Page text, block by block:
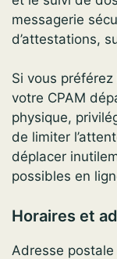
messagerie
d’attestations,
Si vous préférez
votre CPAM
physique,
de limiter
déplacer
possibles en
Horaires et
Adresse